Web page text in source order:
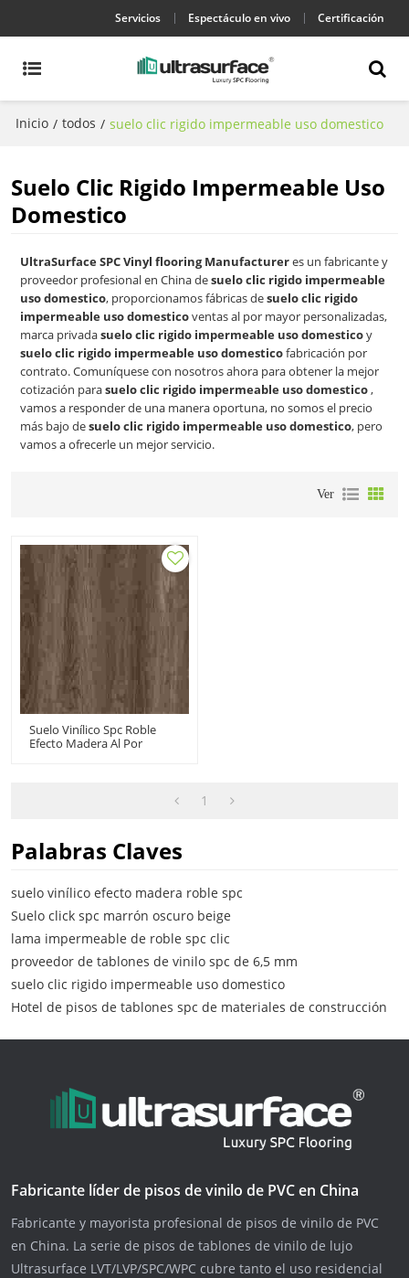
Servicios Espectáculo en vivo Certificación
Inicio / todos / suelo clic rigido impermeable uso domestico
Suelo Clic Rigido Impermeable Uso
Domestico
UltraSurface SPC Vinyl flooring Manufactureres un fabricante y
proveedor profesional en China desuelo clic rigido impermeable
uso domestico, proporcionamos fábricas desuelo clic rigido
impermeable uso domesticoventas al por mayor personalizadas,
marca privadasuelo clic rigido impermeable uso domesticoy
suelo clic rigido impermeable uso domesticofabricación por
contrato. Comuníquese con nosotros ahora para obtener la mejor
cotización parasuelo clic rigido impermeable uso domestico,
vamos a responder de una manera oportuna, no somos el precio
más bajo desuelo clic rigido impermeable uso domestico, pero
vamos a ofrecerle un mejor servicio.
Ver
Suelo Vinílico Spc Roble
Efecto Madera Al Por
Materiales De Construcción
1
Palabras Claves
suelo vinílico efecto madera roble spc
Suelo click spc marrón oscuro beige
lama impermeable de roble spc clic
proveedor de tablones de vinilo spc de 6,5 mm
suelo clic rigido impermeable uso domestico
Hotel de pisos de tablones spc de materiales de construcción
Fabricante líder de pisos de vinilo de PVC en China
Fabricante y mayorista profesional de pisos de vinilo de PVC
en China. La serie de pisos de tablones de vinilo de lujo
Ultrasurface LVT/LVP/SPC/WPC cubre tanto el uso residencial